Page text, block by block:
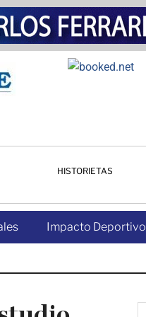
HISTORIETAS
Impacto Deportivo